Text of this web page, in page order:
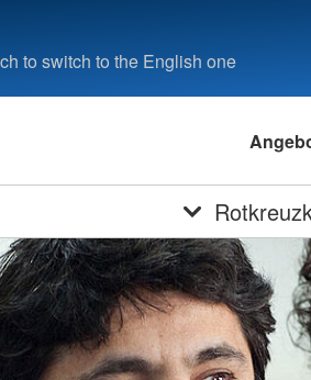
to switch to the English one